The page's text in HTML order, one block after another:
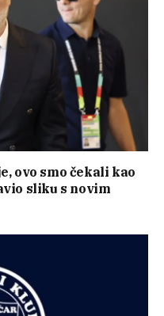
ovo smo čekali kao
sliku s novim